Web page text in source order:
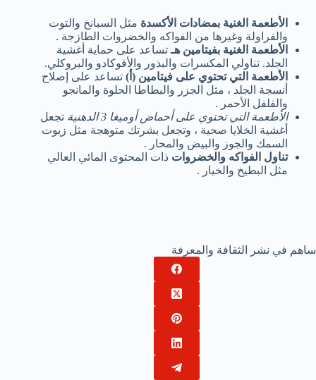
الأطعمة الغنية بمضادات الأكسدة مثل السبانخ والتوت
والفراولة وغيرها من الفواكه والخضروات الطازجة .
الأطعمة الغنية بفيتامين هـتساعد على حماية أغشية
الجلد. تناولي المكسرات والبذور والأفوكادو والبروكلي.
الأطعمة التي تحتوي على فيتامين (أ) تساعد على إصلاح
أنسجة الجلد ، مثل الجزر والبطاطا الحلوة والمانجو
والفلفل الأحمر .
الأطعمة التي تحتوي على أحماض أوميغا 3 الدهنية
تجعل
أغشية الخلايا صحية ، وتجعل بشرتك متوهجة مثل زيوت
السمك والجوز والبيض والمحار .
تناول الفواكه والخضروات ذات المحتوى المائي العالي
مثل البطيخ والخيار .
ساهم في نشر الثقافة والمعرفة